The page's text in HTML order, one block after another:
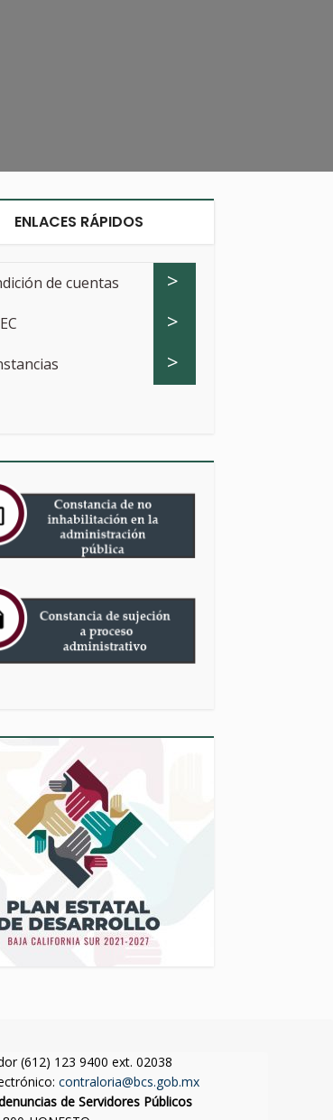
ENLACES RÁPIDOS
de cuentas >
>
>
(612) 123 9400 ext. 02038
contraloria@bcs.gob.mx
de Servidores Públicos